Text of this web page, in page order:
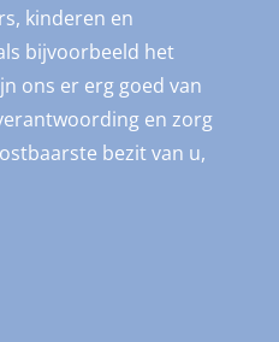
kinderen en
bijvoorbeeld het
ons er erg goed van
en zorg
bezit van u,